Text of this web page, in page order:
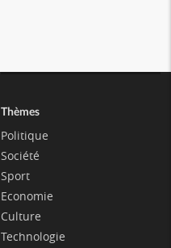
Thèmes
Politique
Société
Sport
Economie
Culture
Technologie